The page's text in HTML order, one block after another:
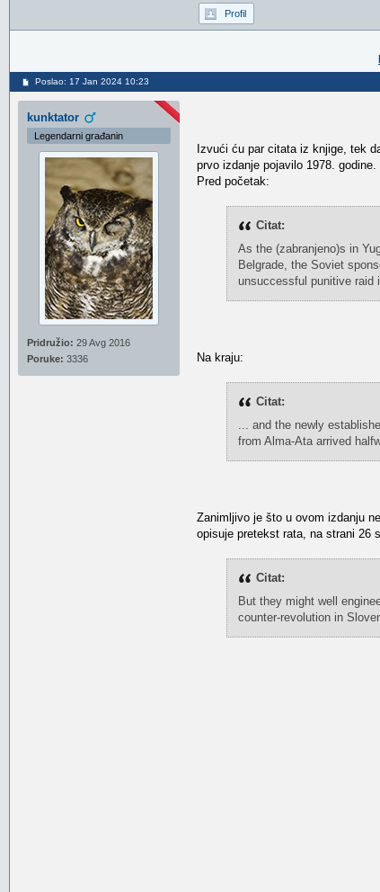
Profil
Poslao: 17 Jan 2024 10:23
kunktator
Legendarni građanin
Pridružio: 29 Avg 2016
Poruke: 3336
Izvući ću par citata iz knjige, tek
prvo izdanje pojavilo 1978. godine.
Pred početak:
Citat:
As the (zabranjeno)s in
Belgrade, the Soviet
unsuccessful punitive raid
Na kraju:
Citat:
... and the newly
from Alma-Ata arrived
Zanimljivo je što u ovom izdanju
opisuje pretekst rata, na strani 26
Citat:
But they might well
counter-revolution in